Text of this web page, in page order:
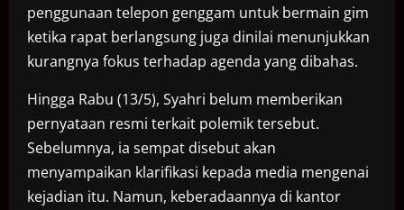
penggunaan telepon genggam untuk bermain gim
ketika rapat berlangsung juga dinilai menunjukkan
kurangnya fokus terhadap agenda yang dibahas.
Hingga Rabu (13/5), Syahri belum memberikan
pernyataan resmi terkait polemik tersebut.
Sebelumnya, ia sempat disebut akan
menyampaikan klarifikasi kepada media mengenai
kejadian itu. Namun, keberadaannya di kantor